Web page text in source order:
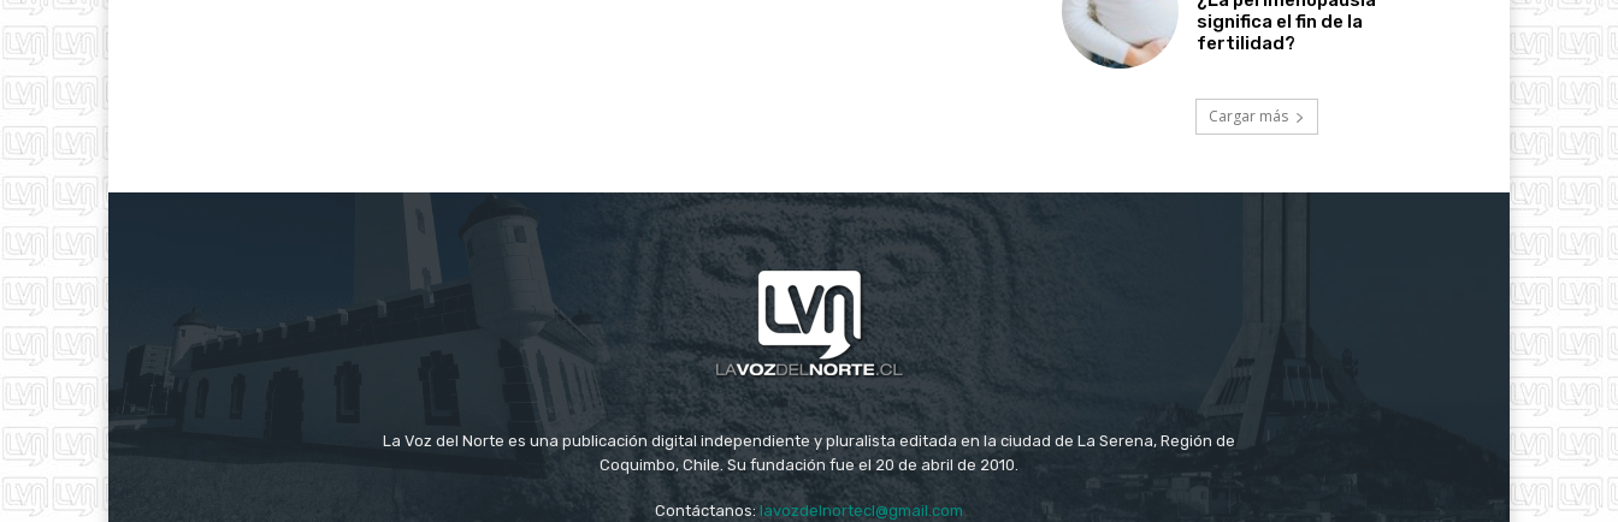
significa el fin de la
fertilidad?
Cargar más
La Voz del Norte es una publicación digital independiente y pluralista editada en la ciudad de La Serena, Región de
Coquimbo, Chile. Su fundación fue el 20 de abril de 2010.
Contáctanos: lavozdelnortecl@gmail.com